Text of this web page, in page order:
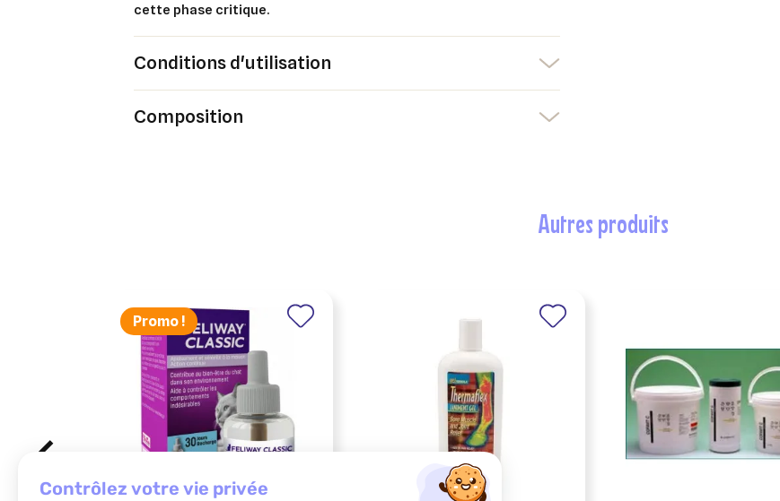
cette phase critique.
Conditions d'utilisation
Composition
autres produits
Promo !
contrôlez votre vie privée